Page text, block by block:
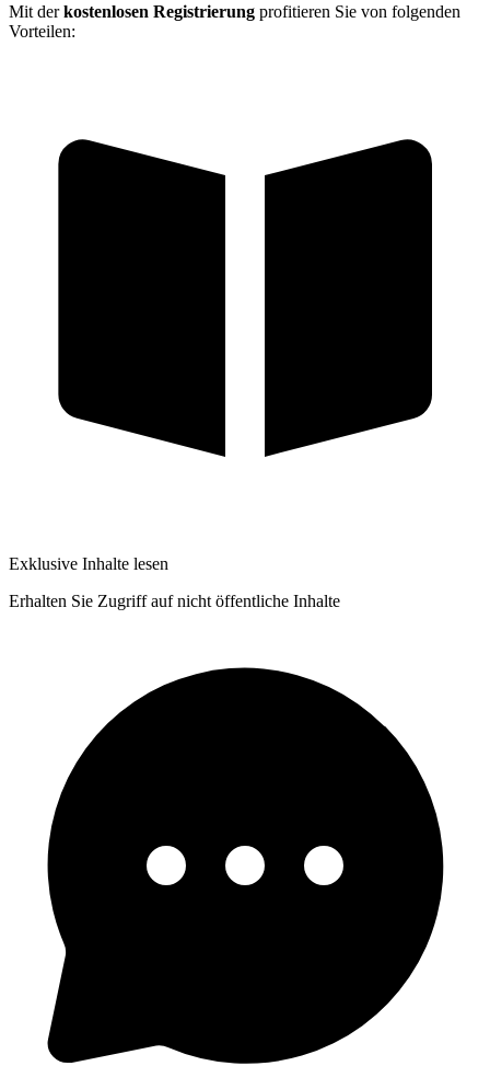
Mit derkostenlosen Registrierung profitieren Sie von folgenden
Vorteilen:
Exklusive Inhalte lesen
Erhalten Sie Zugriff auf nicht öffentliche Inhalte